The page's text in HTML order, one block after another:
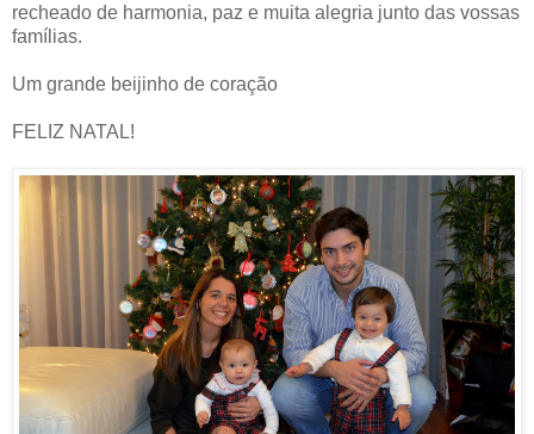
recheado de harmonia, paz e muita alegria junto das vossas
famílias.
Um grande beijinho de coração
FELIZ NATAL!